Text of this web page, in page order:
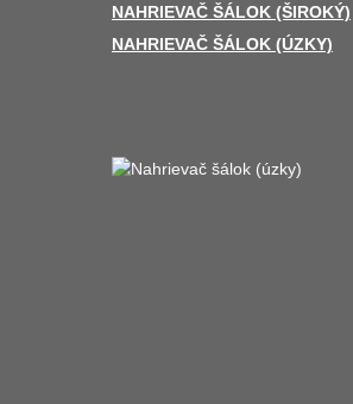
NAHRIEVAČ ŠÁLOK (ŠIROKÝ)
NAHRIEVAČ ŠÁLOK (ÚZKY)